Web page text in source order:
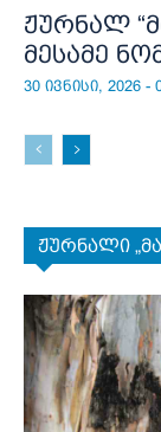
ჟურნალ
მესამე
30 ივნისი, 2026 -
ჟურნალი